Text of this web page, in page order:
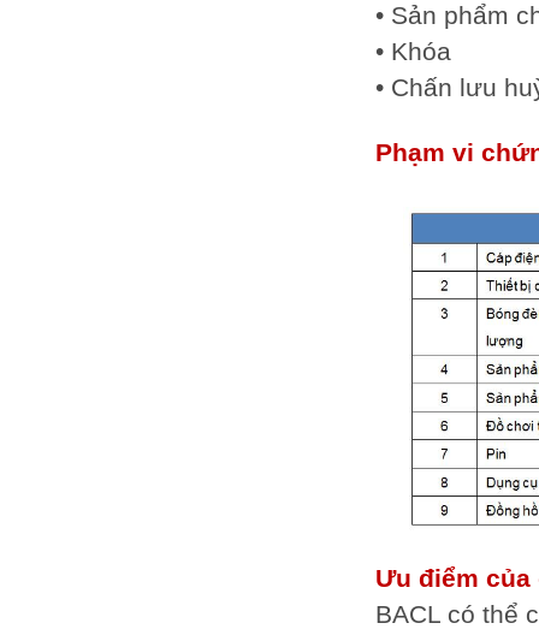
• Sản phẩm
• Khóa
• Chấn lưu
Phạm vi
Ưu điểm
BACL có thể